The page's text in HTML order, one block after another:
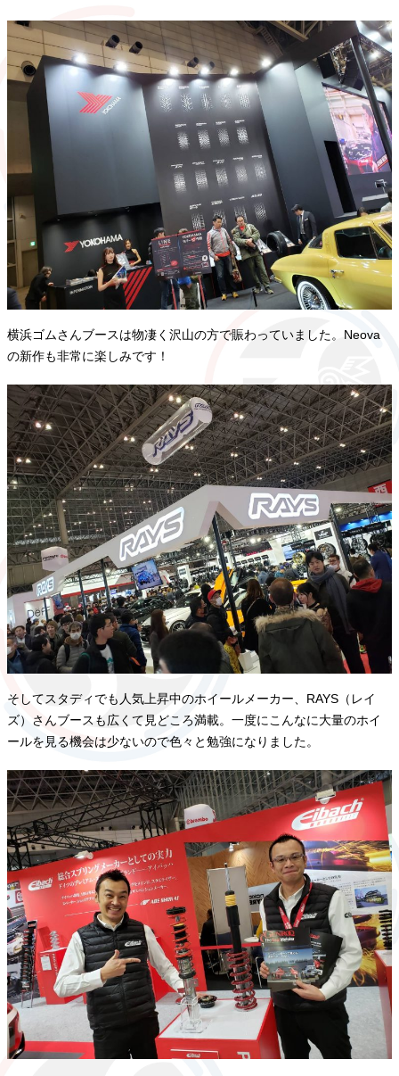
横浜ゴムさんブースは物凄く沢山の方で賑わっていました。Neova
の新作も非常に楽しみです！
そしてスタディでも人気上昇中のホイールメーカー、RAYS（レイ
ズ）さんブースも広くて見どころ満載。一度にこんなに大量のホイ
ールを見る機会は少ないので色々と勉強になりました。